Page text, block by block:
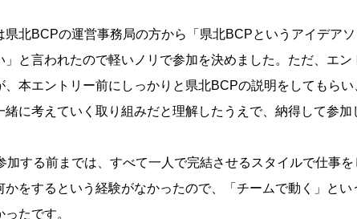
県北BCPの運営事務局の方から「県北BCPというアイデア
」と言われたので軽いノリで参加を決めました。ただ、エン
、本エントリー前にしっかりと県北BCPの説明をしてもら
緒に考えていく取り組みだと理解したうえで、納得して参加
加する前までは、すべて一人で完結させるスタイルで仕事
かをするという経験がなかったので、「チームで動く」とい
たです。